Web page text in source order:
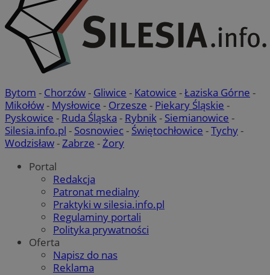
Bytom - Chorzów- Gliwice - Katowice -Łaziska Górne -
Mikołów- Mysłowice - Orzesze - Piekary Śląskie -
Pyskowice - Ruda Śląska - Rybnik- Siemianowice -
Silesia.info.pl - Sosnowiec- Świętochłowice -Tychy-
Wodzisław-Zabrze -Żory
Portal
Redakcja
Patronat medialny
Praktyki w silesia.info.pl
Regulaminy portali
Polityka prywatności
Oferta
Napisz do nas
Reklama